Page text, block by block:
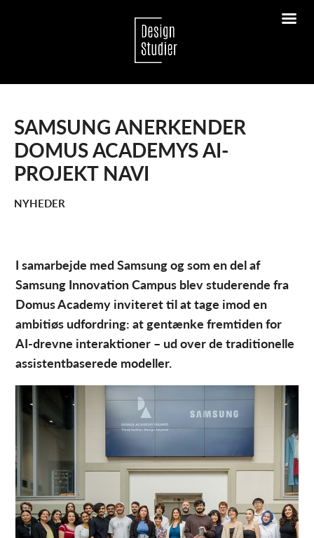
SAMSUNG ANERKENDER
DOMUS ACADEMYS AI-
PROJEKT NAVI
NYHEDER
I samarbejde med Samsung og som en del af
Samsung Innovation Campus blev studerende fra
Domus Academy inviteret til at tage imod en
ambitiøs udfordring: at gentænke fremtiden for
AI-drevne interaktioner – ud over de traditionelle
assistentbaserede modeller.